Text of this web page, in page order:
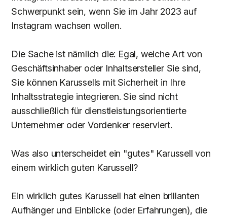
Schwerpunkt sein, wenn Sie im Jahr 2023 auf
Instagram wachsen wollen.
Die Sache ist nämlich die: Egal, welche Art von
Geschäftsinhaber oder Inhaltsersteller Sie sind,
Sie können Karussells mit Sicherheit in Ihre
Inhaltsstrategie integrieren. Sie sind nicht
ausschließlich für dienstleistungsorientierte
Unternehmer oder Vordenker reserviert.
Was also unterscheidet ein "gutes" Karussell von
einem wirklich guten Karussell?
Ein wirklich gutes Karussell hat einen brillanten
Aufhänger und Einblicke (oder Erfahrungen), die